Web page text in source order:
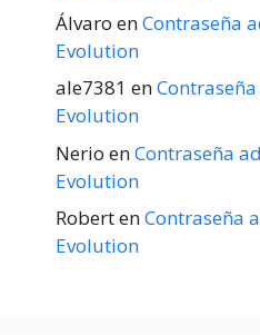
Álvaro enContraseña
Evolution
ale7381 en
Evolution
Nerio enContraseña
Evolution
RobertenContraseña
Evolution